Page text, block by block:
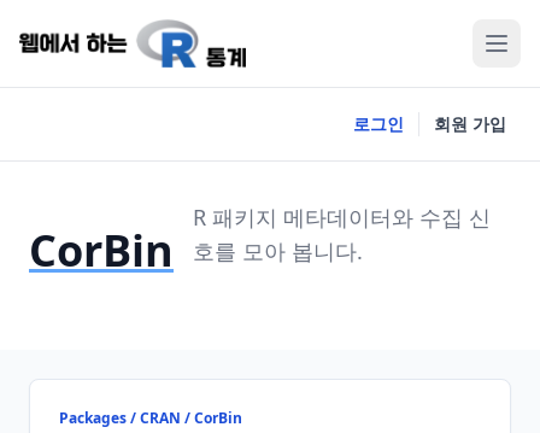
로그인 회원 가입
CorBin
R 패키지 메타데이터와 수집 신
호를 모아 봅니다.
Packages / CRAN / CorBin